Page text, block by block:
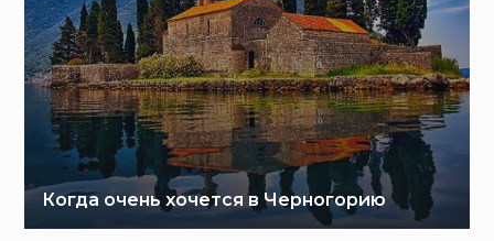
Когда очень хочется в Черногорию